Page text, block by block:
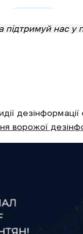
нас у
дезінформації
ворожої